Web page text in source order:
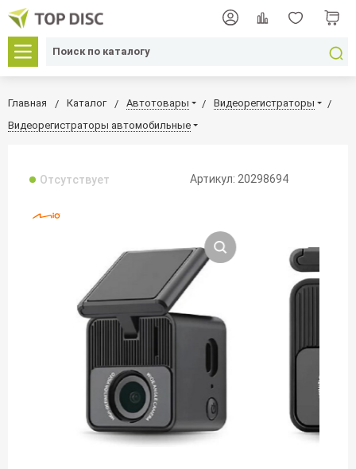
Главная Каталог Автотовары
Видеорегистраторы
Видеорегистраторы автомобильные
Отсутствует Артикул: 20298694